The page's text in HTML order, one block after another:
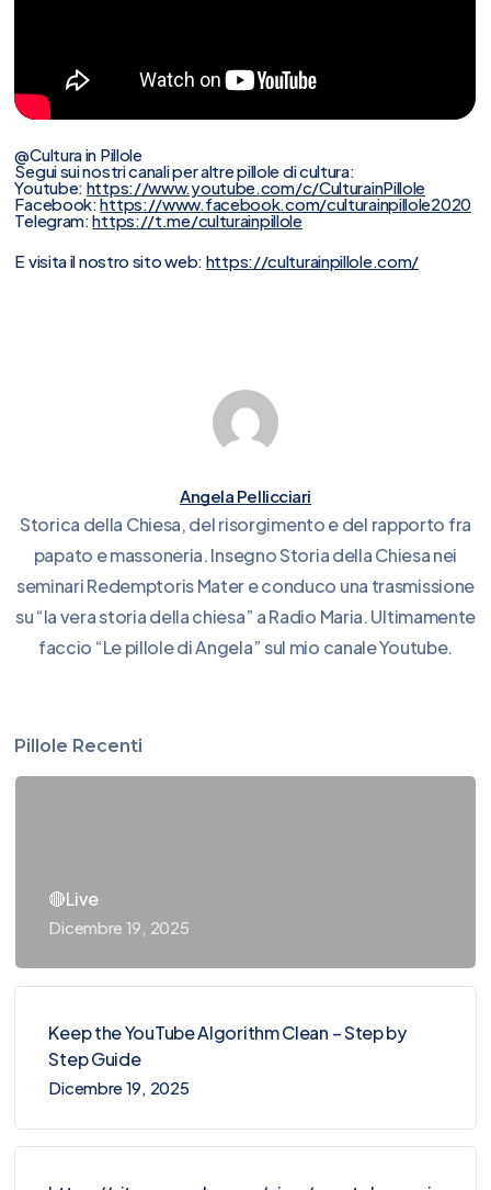
@Cultura in Pillole
Segui sui nostri canali per altre pillole di cultura:
Youtube: https://www.youtube.com/c/CulturainPillole
Facebook:https://www.facebook.com/culturainpillole2020
Telegram:https://t.me/culturainpillole
E visita il nostro sito web: https://culturainpillole.com/
Angela Pellicciari
Storica della Chiesa, del risorgimento e del rapporto fra
papato e massoneria. Insegno Storia della Chiesa nei
seminari Redemptoris Mater e conduco una trasmissione
su “la vera storia della chiesa” a Radio Maria. Ultimamente
faccio “Le pillole di Angela” sul mio canale Youtube.
Pillole Recenti
🔴Live
Dicembre 19, 2025
Keep the YouTube Algorithm Clean – Step by
Step Guide
Dicembre 19, 2025